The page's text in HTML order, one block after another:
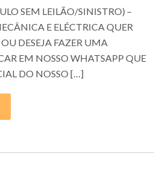
SEM LEILÃO/SINISTRO) –
E ELÉCTRICA QUER
DESEJA FAZER UMA
EM NOSSO WHATSAPP QUE
DO NOSSO […]